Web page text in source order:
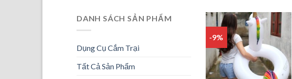
DANH SÁCH SẢN PHẨM
Dụng Cụ Cắm Trại
Tất Cả Sản Phẩm
-9%
Add to
wishlist